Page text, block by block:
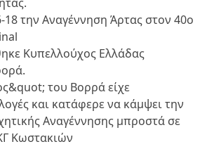
την Αναγέννηση Άρτας στον 40ο
Κυπελλούχος Ελλάδας
του Βορρά είχε
και κατάφερε να κάμψει την
Αναγέννησης μπροστά σε
Κωστακιών